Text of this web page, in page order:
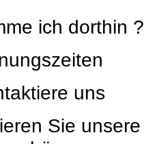
ich dorthin ?
uns
Sie unsere